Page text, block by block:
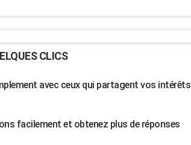
CLICS
avec ceux qui partagent vos intérêts
facilement et obtenez plus de réponses